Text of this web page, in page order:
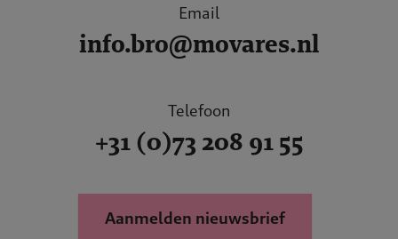
Email
info.bro@movares.nl
Telefoon
+31 (0)73 208 91 55
Aanmelden nieuwsbrief